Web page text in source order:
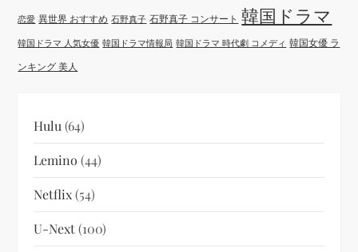
恋愛 異世界 おすすめ 石野真子 石野真子 コンサート 韓国ドラマ
韓国ドラマ 人気女優 韓国ドラマ情報局 韓国ドラマ 時代劇 コメディ 韓国女優 ラ
ンキング 美人
Hulu (64)
Lemino (44)
Netflix(54)
U-Next(100)